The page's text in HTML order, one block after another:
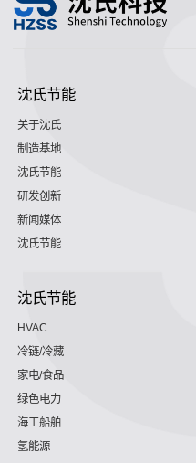
沈氏节能
关于沈氏
制造基地
沈氏节能
研发创新
新闻媒体
沈氏节能
沈氏节能
HVAC
冷链/冷藏
家电/食品
绿色电力
海工船舶
氢能源